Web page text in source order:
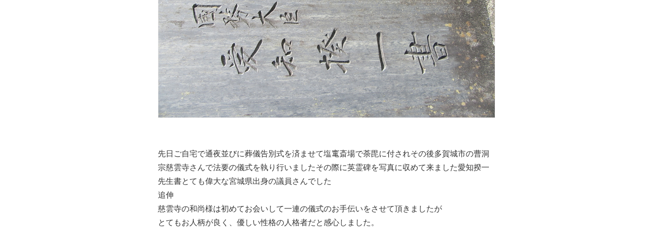
先日ご自宅で通夜並びに葬儀告別式を済ませて塩竃斎場で荼毘に付されその後多賀城市の曹洞
宗慈雲寺さんで法要の儀式を執り行いましたその際に英霊碑を写真に収めて来ました愛知揆一
先生書とても偉大な宮城県出身の議員さんでした
追伸
慈雲寺の和尚様は初めてお会いして一連の儀式のお手伝いをさせて頂きましたが
とてもお人柄が良く、優しい性格の人格者だと感心しました。